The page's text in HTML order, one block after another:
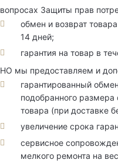
вопросах Защиты прав
обмен и возврат
14 дней;
гарантия на товар в
НО мы предоставляем и
гарантированный
подобранного размера
товара (при доставке
увеличение срока
сервисное
мелкого ремонта на